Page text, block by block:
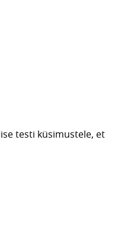
testi küsimustele, et